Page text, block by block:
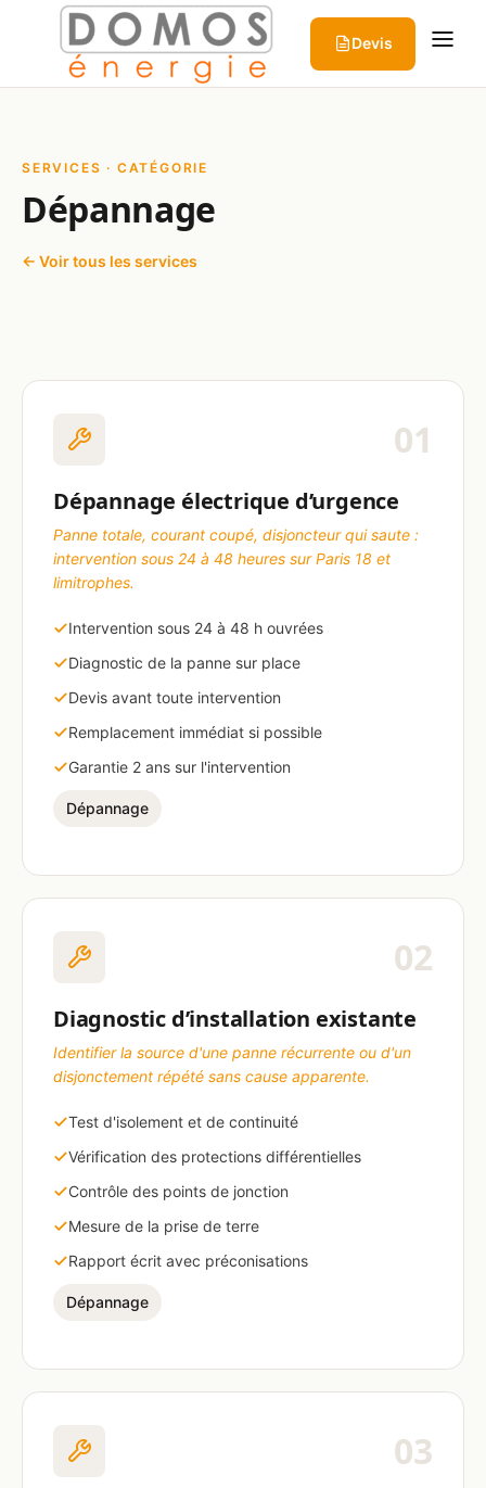
Aller au contenu
Devis
SERVICES · CATÉGORIE
Dépannage
← Voir tous les services
01
Dépannage électrique d’urgence
Panne totale, courant coupé, disjoncteur qui saute :
intervention sous 24 à 48 heures sur Paris 18 et
limitrophes.
Intervention sous 24 à 48 h ouvrées
Diagnostic de la panne sur place
Devis avant toute intervention
Remplacement immédiat si possible
Garantie 2 ans sur l'intervention
Dépannage
02
Diagnostic d’installation existante
Identifier la source d'une panne récurrente ou d'un
disjonctement répété sans cause apparente.
Test d'isolement et de continuité
Vérification des protections différentielles
Contrôle des points de jonction
Mesure de la prise de terre
Rapport écrit avec préconisations
Dépannage
03